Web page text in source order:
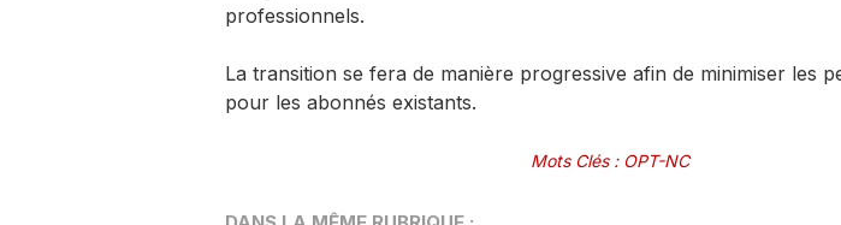
professionnels.
La transition se fera de manière progressive afin de minimiser les
pour les abonnés existants.
Mots Clés: OPT-NC